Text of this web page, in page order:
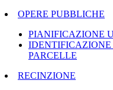
OPERE PUBBLICHE
PIANIFICAZIONE
PARCELLE
RECINZIONE